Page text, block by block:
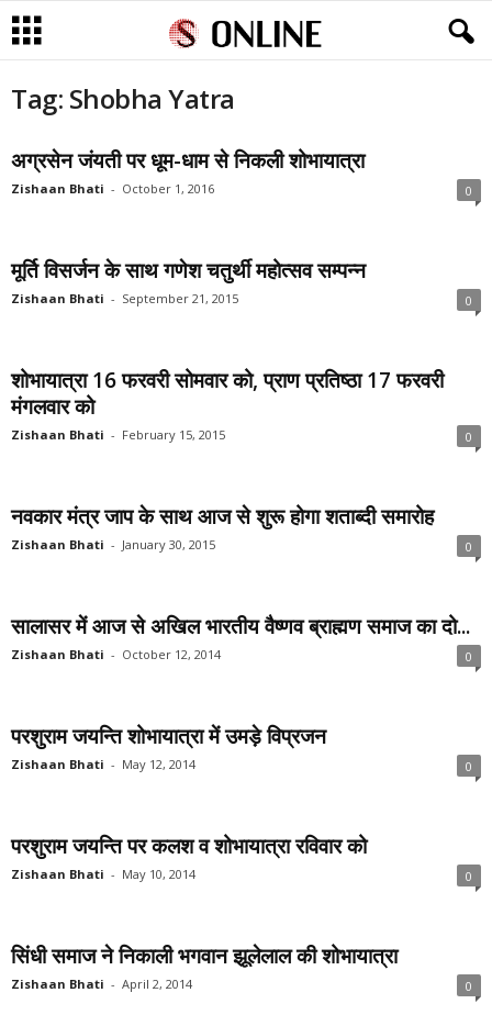
Tag: Shobha Yatra
अग्रसेन जंयती पर धूम-धाम से निकली शोभायात्रा
Zishaan Bhati - October 1, 2016 0
मूर्ति विसर्जन के साथ गणेश चतुर्थी महोत्सव सम्पन्न
Zishaan Bhati - September 21, 2015 0
शोभायात्रा 16 फरवरी सोमवार को, प्राण प्रतिष्ठा 17 फरवरी
मंगलवार को
Zishaan Bhati - February 15, 2015 0
नवकार मंत्र जाप के साथ आज से शुरू होगा शताब्दी समारोह
Zishaan Bhati - January 30, 2015 0
सालासर में आज से अखिल भारतीय वैष्णव ब्राह्मण समाज का दो...
Zishaan Bhati - October 12, 2014 0
परशुराम जयन्ति शोभायात्रा में उमड़े विप्रजन
Zishaan Bhati - May 12, 2014 0
परशुराम जयन्ति पर कलश व शोभायात्रा रविवार को
Zishaan Bhati - May 10, 2014 0
सिंधी समाज ने निकाली भगवान झूलेलाल की शोभायात्रा
Zishaan Bhati - April 2, 2014 0